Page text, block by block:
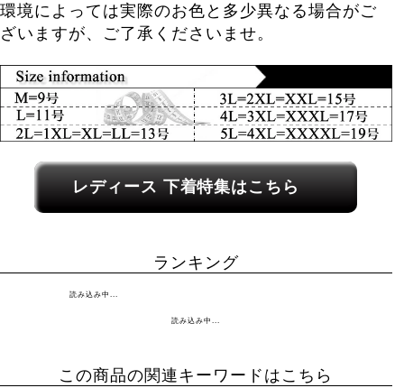
環境によっては実際のお色と多少異なる場合がご
ざいますが、ご了承くださいませ。
レディース関連カテゴリーへのリンク
レディース 下着特集はこちら
ランキング
読み込み中...
読み込み中...
この商品の関連キーワードはこちら